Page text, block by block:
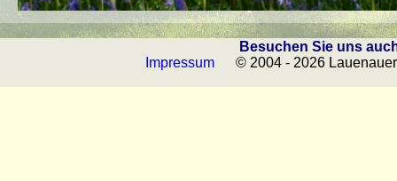
Besuchen Sie uns
Impressum
© 2004 - 2026